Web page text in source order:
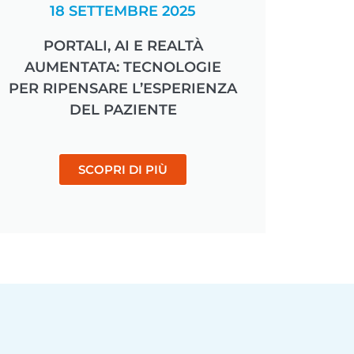
18 SETTEMBRE 2025
PORTALI, AI E REALTÀ
AUMENTATA: TECNOLOGIE
PER RIPENSARE L’ESPERIENZA
DEL PAZIENTE
SCOPRI DI PIÙ